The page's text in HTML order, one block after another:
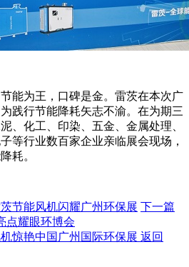
为王，口碑是金。雷茨在本次广
践行节能降耗矢志不渝。在为期三
、化工、印染、五金、金属处理、
等行业数百家企业亲临展会现场，
耗。
节能风机闪耀广州环保展 下一篇
点耀眼环博会
返回